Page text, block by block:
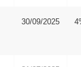
30/09/2025